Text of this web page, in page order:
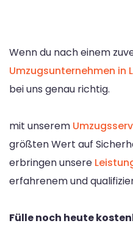
Wenn du nach einem
Umzugsunternehmen in
bei uns genau richtig.
mit unserem
größten Wert auf
erbringen unsere
erfahrenem und
Fülle noch heute